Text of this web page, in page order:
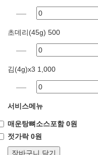
초데리(45g) 500
김(4g)x3 1,000
서비스메뉴
매운탕뼈소스포함 0원
젓가락 0원
장바구니 담기